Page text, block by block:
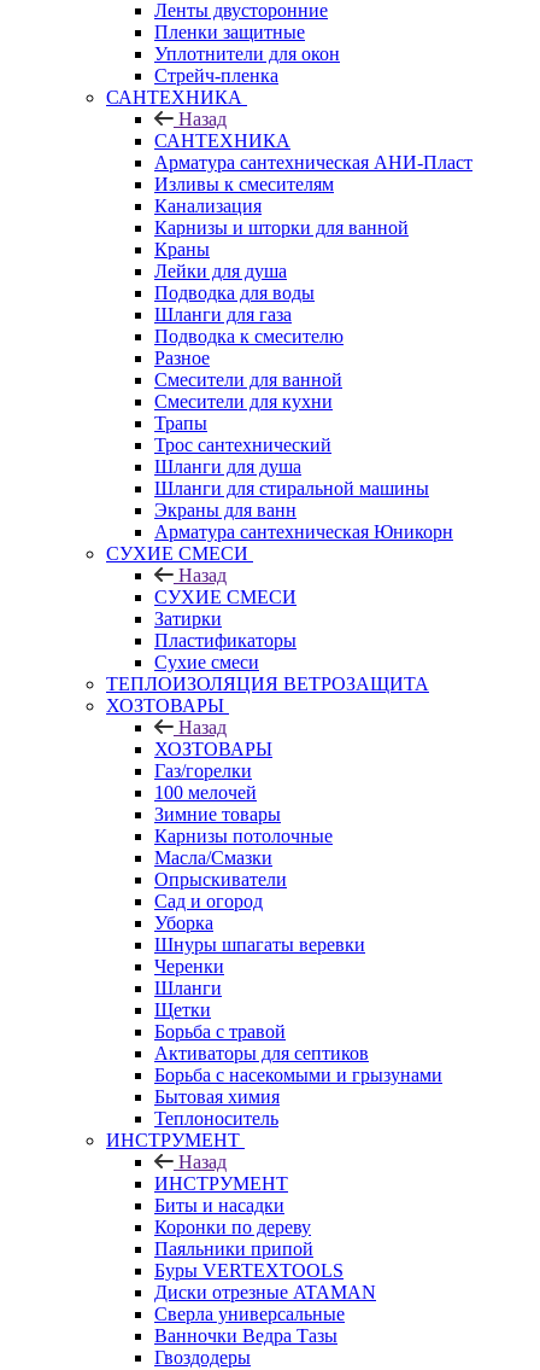
Ленты двусторонние
Пленки защитные
Уплотнители для окон
Стрейч-пленка
САНТЕХНИКА
Назад
САНТЕХНИКА
Арматура сантехническая АНИ-Пласт
Изливы к смесителям
Канализация
Карнизы и шторки для ванной
Краны
Лейки для душа
Подводка для воды
Шланги для газа
Подводка к смесителю
Разное
Смесители для ванной
Смесители для кухни
Трапы
Трос сантехнический
Шланги для душа
Шланги для стиральной машины
Экраны для ванн
Арматура сантехническая Юникорн
СУХИЕ СМЕСИ
Назад
СУХИЕ СМЕСИ
Затирки
Пластификаторы
Сухие смеси
ТЕПЛОИЗОЛЯЦИЯ ВЕТРОЗАЩИТА
ХОЗТОВАРЫ
Назад
ХОЗТОВАРЫ
Газ/горелки
100 мелочей
Зимние товары
Карнизы потолочные
Масла/Смазки
Опрыскиватели
Сад и огород
Уборка
Шнуры шпагаты веревки
Черенки
Шланги
Щетки
Борьба с травой
Активаторы для септиков
Борьба с насекомыми и грызунами
Бытовая химия
Теплоноситель
ИНСТРУМЕНТ
Назад
ИНСТРУМЕНТ
Биты и насадки
Коронки по дереву
Паяльники припой
Буры VERTEXTOOLS
Диски отрезные ATAMAN
Сверла универсальные
Ванночки Ведра Тазы
Гвоздодеры